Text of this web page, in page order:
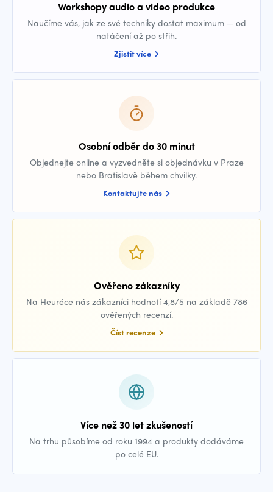
Workshopy audio a video produkce
Naučíme vás, jak ze své techniky dostat maximum — od
natáčení až po střih.
Zjistit více
Osobní odběr do 30 minut
Objednejte online a vyzvedněte si objednávku v Praze
nebo Bratislavě během chvilky.
Kontaktujte nás
Ověřeno zákazníky
Na Heuréce nás zákazníci hodnotí 4,8/5 na základě 786
ověřených recenzí.
Číst recenze
Více než 30 let zkušeností
Na trhu působíme od roku 1994 a produkty dodáváme
po celé EU.